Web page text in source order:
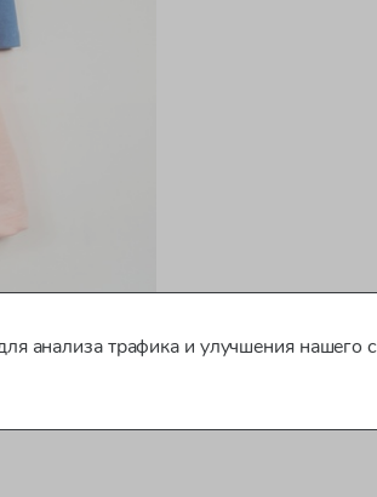
анализа трафика и улучшения нашего